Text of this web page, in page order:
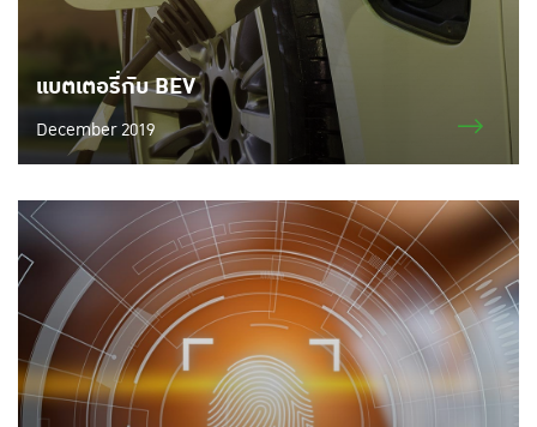
แบตเตอรี่กับ BEV
December 2019